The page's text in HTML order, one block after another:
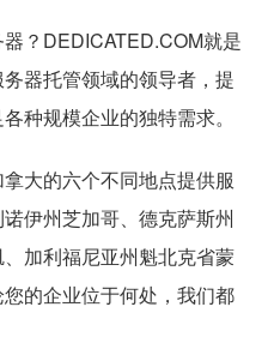
？DEDICATED.COM就是
器托管领域的领导者，提
种规模企业的独特需求。
大的六个不同地点提供服
伊州芝加哥、德克萨斯州
加利福尼亚州魁北克省蒙
的企业位于何处，我们都